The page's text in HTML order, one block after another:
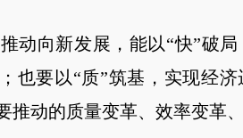
向新发展，能以“快”破局
也要以“质”筑基，实现经
推动的质量变革、效率变革、